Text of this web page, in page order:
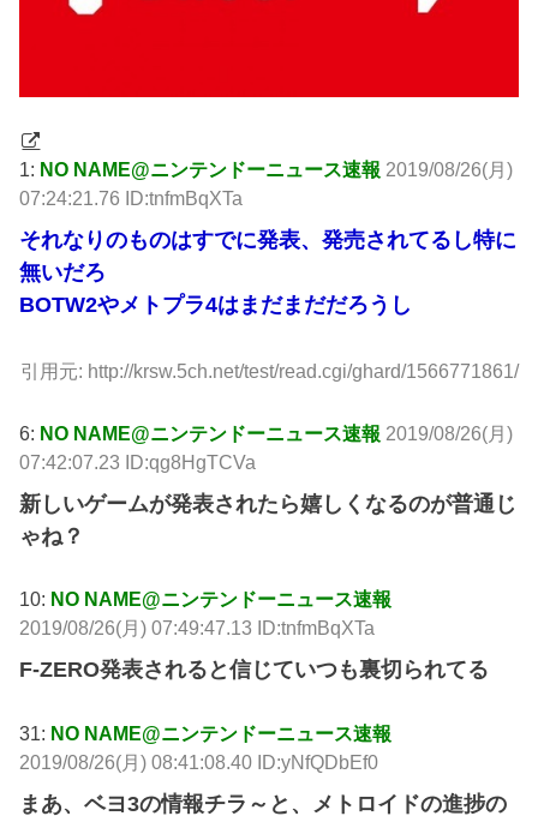
1: NO NAME@ニンテンドーニュース速報 2019/08/26(月)
07:24:21.76 ID:tnfmBqXTa
それなりのものはすでに発表、発売されてるし特に
無いだろ
BOTW2やメトプラ4はまだまだだろうし
引用元: http://krsw.5ch.net/test/read.cgi/ghard/1566771861/
6: NO NAME@ニンテンドーニュース速報 2019/08/26(月)
07:42:07.23 ID:qg8HgTCVa
新しいゲームが発表されたら嬉しくなるのが普通じ
ゃね？
10: NO NAME@ニンテンドーニュース速報
2019/08/26(月) 07:49:47.13 ID:tnfmBqXTa
F-ZERO発表されると信じていつも裏切られてる
31: NO NAME@ニンテンドーニュース速報
2019/08/26(月) 08:41:08.40 ID:yNfQDbEf0
まあ、ベヨ3の情報チラ～と、メトロイドの進捗の